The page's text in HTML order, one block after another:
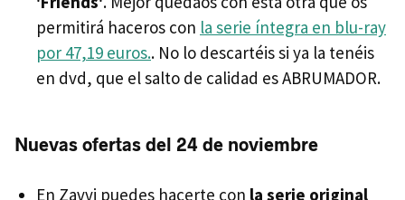
permitirá haceros con la serie íntegra en blu-ray
por 47,19 euros.. No lo descartéis si ya la tenéis
en dvd, que el salto de calidad es ABRUMADOR.
Nuevas ofertas del 24 de noviembre
En Zavvi puedes hacerte con la serie original